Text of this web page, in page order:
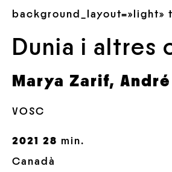
background_layout=»light»
Dunia i altres
Marya Zarif,
VOSC
2021 28 min.
Canadà